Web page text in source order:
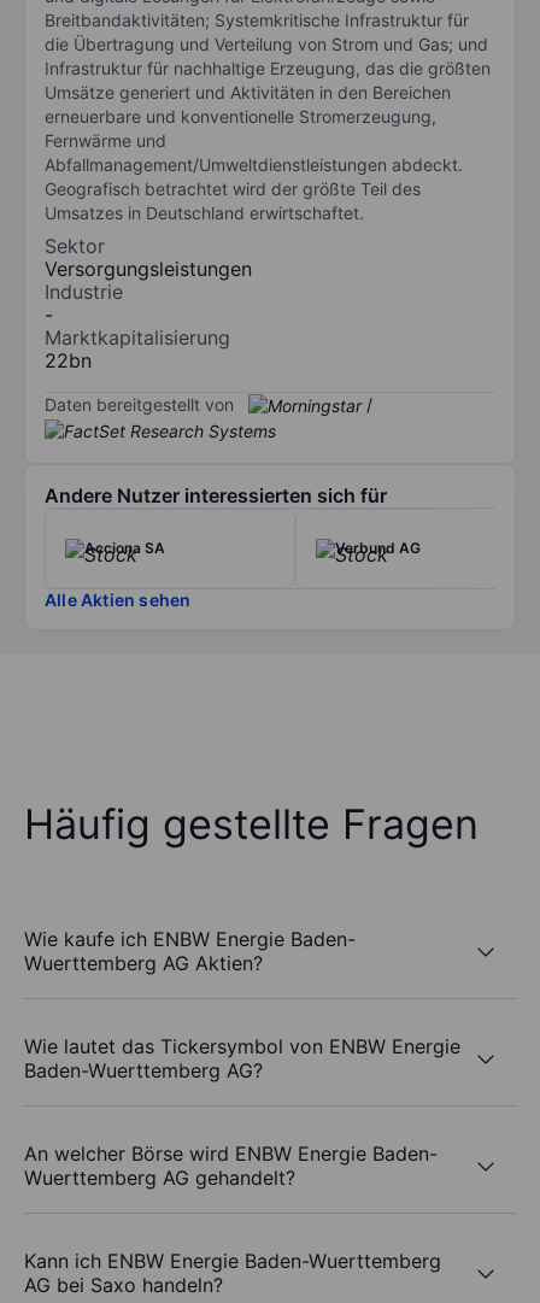
Breitbandaktivitäten; Systemkritische Infrastruktur für
die Übertragung und Verteilung von Strom und Gas; und
Infrastruktur für nachhaltige Erzeugung, das die größten
Umsätze generiert und Aktivitäten in den Bereichen
erneuerbare und konventionelle Stromerzeugung,
Fernwärme und
Abfallmanagement/Umweltdienstleistungen abdeckt.
Geografisch betrachtet wird der größte Teil des
Umsatzes in Deutschland erwirtschaftet.
Sektor
Versorgungsleistungen
Industrie
-
Marktkapitalisierung
22bn
Daten bereitgestellt von /
Andere Nutzer interessierten sich für
Acciona SA Verbund AG
Alle Aktien sehen
Häufig gestellte Fragen
Wie kaufe ich ENBW Energie Baden-
Wuerttemberg AG Aktien?
Wie lautet das Tickersymbol von ENBW Energie
Baden-Wuerttemberg AG?
An welcher Börse wird ENBW Energie Baden-
Wuerttemberg AG gehandelt?
Kann ich ENBW Energie Baden-Wuerttemberg
AG bei Saxo handeln?